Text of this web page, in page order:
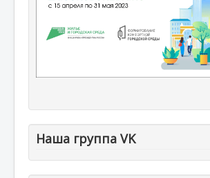
Наша группа VK